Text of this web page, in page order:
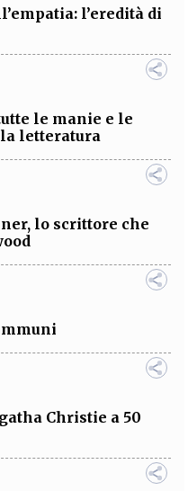
l’eredità di
le manie e le
letteratura
lo scrittore che
Christie a 50